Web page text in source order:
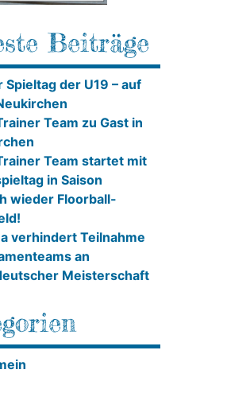
Beiträge
Spieltag der U19 – auf
Team zu Gast in
Team startet mit
in Saison
wieder Floorball-
verhindert Teilnahme
an
Meisterschaft